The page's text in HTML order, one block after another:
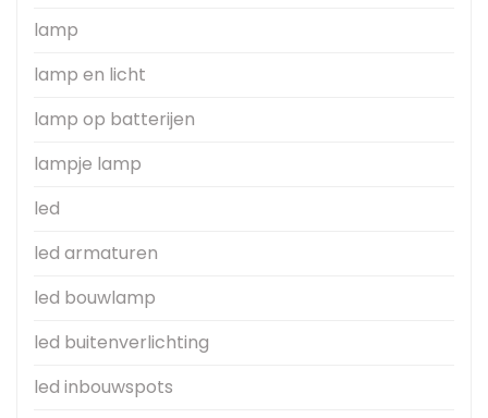
lamp
lamp en licht
lamp op batterijen
lampje lamp
led
led armaturen
led bouwlamp
led buitenverlichting
led inbouwspots